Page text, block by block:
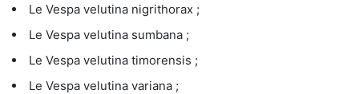
Le Vespa velutina nigrithorax ;
Le Vespa velutina sumbana ;
Le Vespa velutina timorensis ;
Le Vespa velutina variana ;